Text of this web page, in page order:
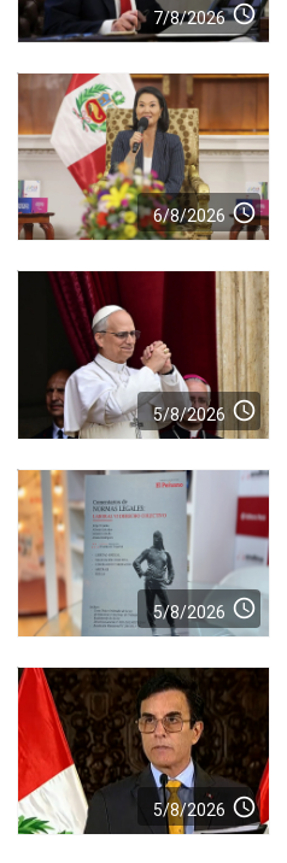
7/8/2026 access_time
6/8/2026 access_time
5/8/2026 access_time
5/8/2026 access_time
5/8/2026 access_time